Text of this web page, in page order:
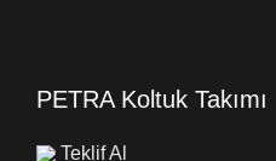
PETRA Koltuk Takımı
Teklif Al